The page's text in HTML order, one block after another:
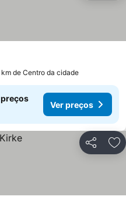
de Centro da cidade
preços
Ver preços
Partilhar